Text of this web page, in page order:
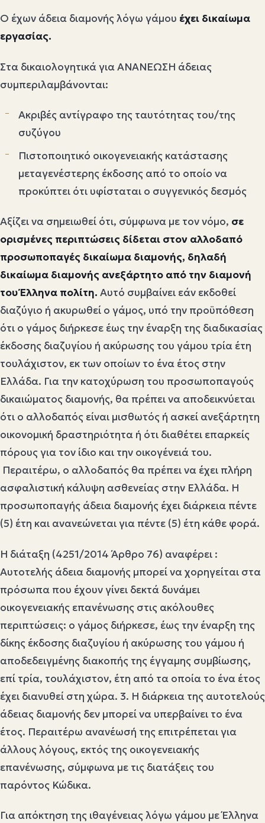
Ο έχων άδεια διαμονής λόγω γάμου έχει δικαίωμα
εργασίας.
Στα δικαιολογητικά για ΑΝΑΝΕΩΣΗ άδειας
συμπεριλαμβάνονται:
Ακριβές αντίγραφο της ταυτότητας του/της
συζύγου
Πιστοποιητικό οικογενειακής κατάστασης
μεταγενέστερης έκδοσης από το οποίο να
προκύπτει ότι υφίσταται ο συγγενικός δεσμός
Αξίζει να σημειωθεί ότι, σύμφωνα με τον νόμο, σε
ορισμένες περιπτώσεις δίδεται στον αλλοδαπό
προσωποπαγές δικαίωμα διαμονής, δηλαδή
δικαίωμα διαμονής ανεξάρτητο από την διαμονή
του Έλληνα πολίτη. Αυτό συμβαίνει εάν εκδοθεί
διαζύγιο ή ακυρωθεί ο γάμος, υπό την προϋπόθεση
ότι ο γάμος διήρκεσε έως την έναρξη της διαδικασίας
έκδοσης διαζυγίου ή ακύρωσης του γάμου τρία έτη
τουλάχιστον, εκ των οποίων το ένα έτος στην
Ελλάδα. Για την κατοχύρωση του προσωποπαγούς
δικαιώματος διαμονής, θα πρέπει να αποδεικνύεται
ότι ο αλλοδαπός είναι μισθωτός ή ασκεί ανεξάρτητη
οικονομική δραστηριότητα ή ότι διαθέτει επαρκείς
πόρους για τον ίδιο και την οικογένειά του.
Περαιτέρω, ο αλλοδαπός θα πρέπει να έχει πλήρη
ασφαλιστική κάλυψη ασθενείας στην Ελλάδα. Η
προσωποπαγής άδεια διαμονής έχει διάρκεια πέντε
(5) έτη και ανανεώνεται για πέντε (5) έτη κάθε φορά.
Η διάταξη (4251/2014 Άρθρο 76) αναφέρει :
Αυτοτελής άδεια διαμονής μπορεί να χορηγείται στα
πρόσωπα που έχουν γίνει δεκτά δυνάμει
οικογενειακής επανένωσης στις ακόλουθες
περιπτώσεις: ο γάμος διήρκεσε, έως την έναρξη της
δίκης έκδοσης διαζυγίου ή ακύρωσης του γάμου ή
αποδεδειγμένης διακοπής της έγγαμης συμβίωσης,
επί τρία, τουλάχιστον, έτη από τα οποία το ένα έτος
έχει διανυθεί στη χώρα. 3. Η διάρκεια της αυτοτελούς
άδειας διαμονής δεν μπορεί να υπερβαίνει το ένα
έτος. Περαιτέρω ανανέωσή της επιτρέπεται για
άλλους λόγους, εκτός της οικογενειακής
επανένωσης, σύμφωνα με τις διατάξεις του
παρόντος Κώδικα.
Για απόκτηση της ιθαγένειας λόγω γάμου με Έλληνα